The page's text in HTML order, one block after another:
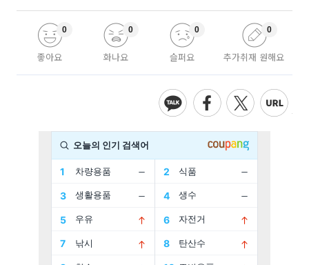
좋아요
0
화나요
0
슬퍼요
0
추가취재 원해요
0